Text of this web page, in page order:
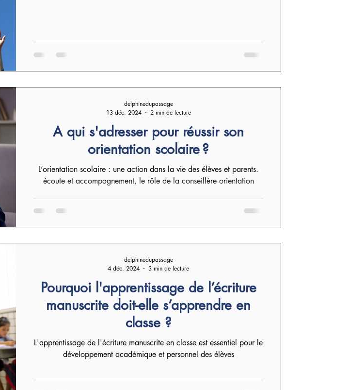
A qui s'adresser pour réussir son
orientation scolaire ?
L’orientation scolaire : une action dans la vie des élèves et parents.
écoute et accompagnement, le rôle de la conseillère orientation
delphinedupassage
13 déc. 2024
2 min de lecture
Pourquoi l'apprentissage de l’écriture
manuscrite doit-elle s’apprendre en
classe ?
L'apprentissage de l'écriture manuscrite en classe est essentiel pour le
développement académique et personnel des élèves
delphinedupassage
4 déc. 2024
3 min de lecture